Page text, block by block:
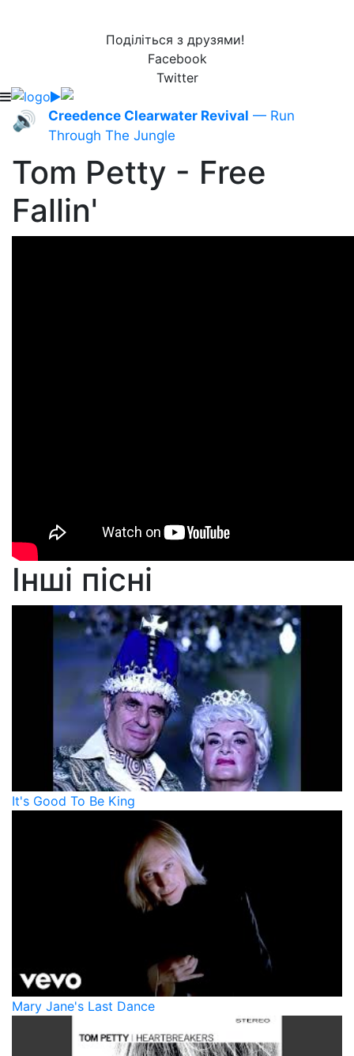
Поділіться з друзями!
Facebook
Twitter
🔊 Creedence Clearwater Revival — Run
Through The Jungle
Tom Petty - Free
Fallin'
Інші пісні
It's Good To Be King
Mary Jane's Last Dance